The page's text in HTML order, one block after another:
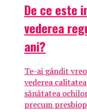
De ce este
vederea
ani?
Te-ai gândit
vederea
sănătatea
precum